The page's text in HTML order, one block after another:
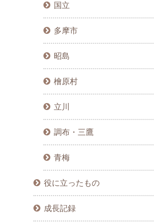
国立
多摩市
昭島
檜原村
立川
調布・三鷹
青梅
役に立ったもの
成長記録